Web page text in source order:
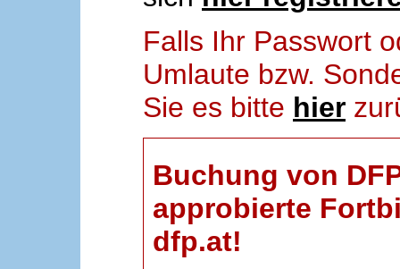
Falls Ihr Passwort
Umlaute bzw.
Sie es bitte hier
Buchung von
approbierte
dfp.at!